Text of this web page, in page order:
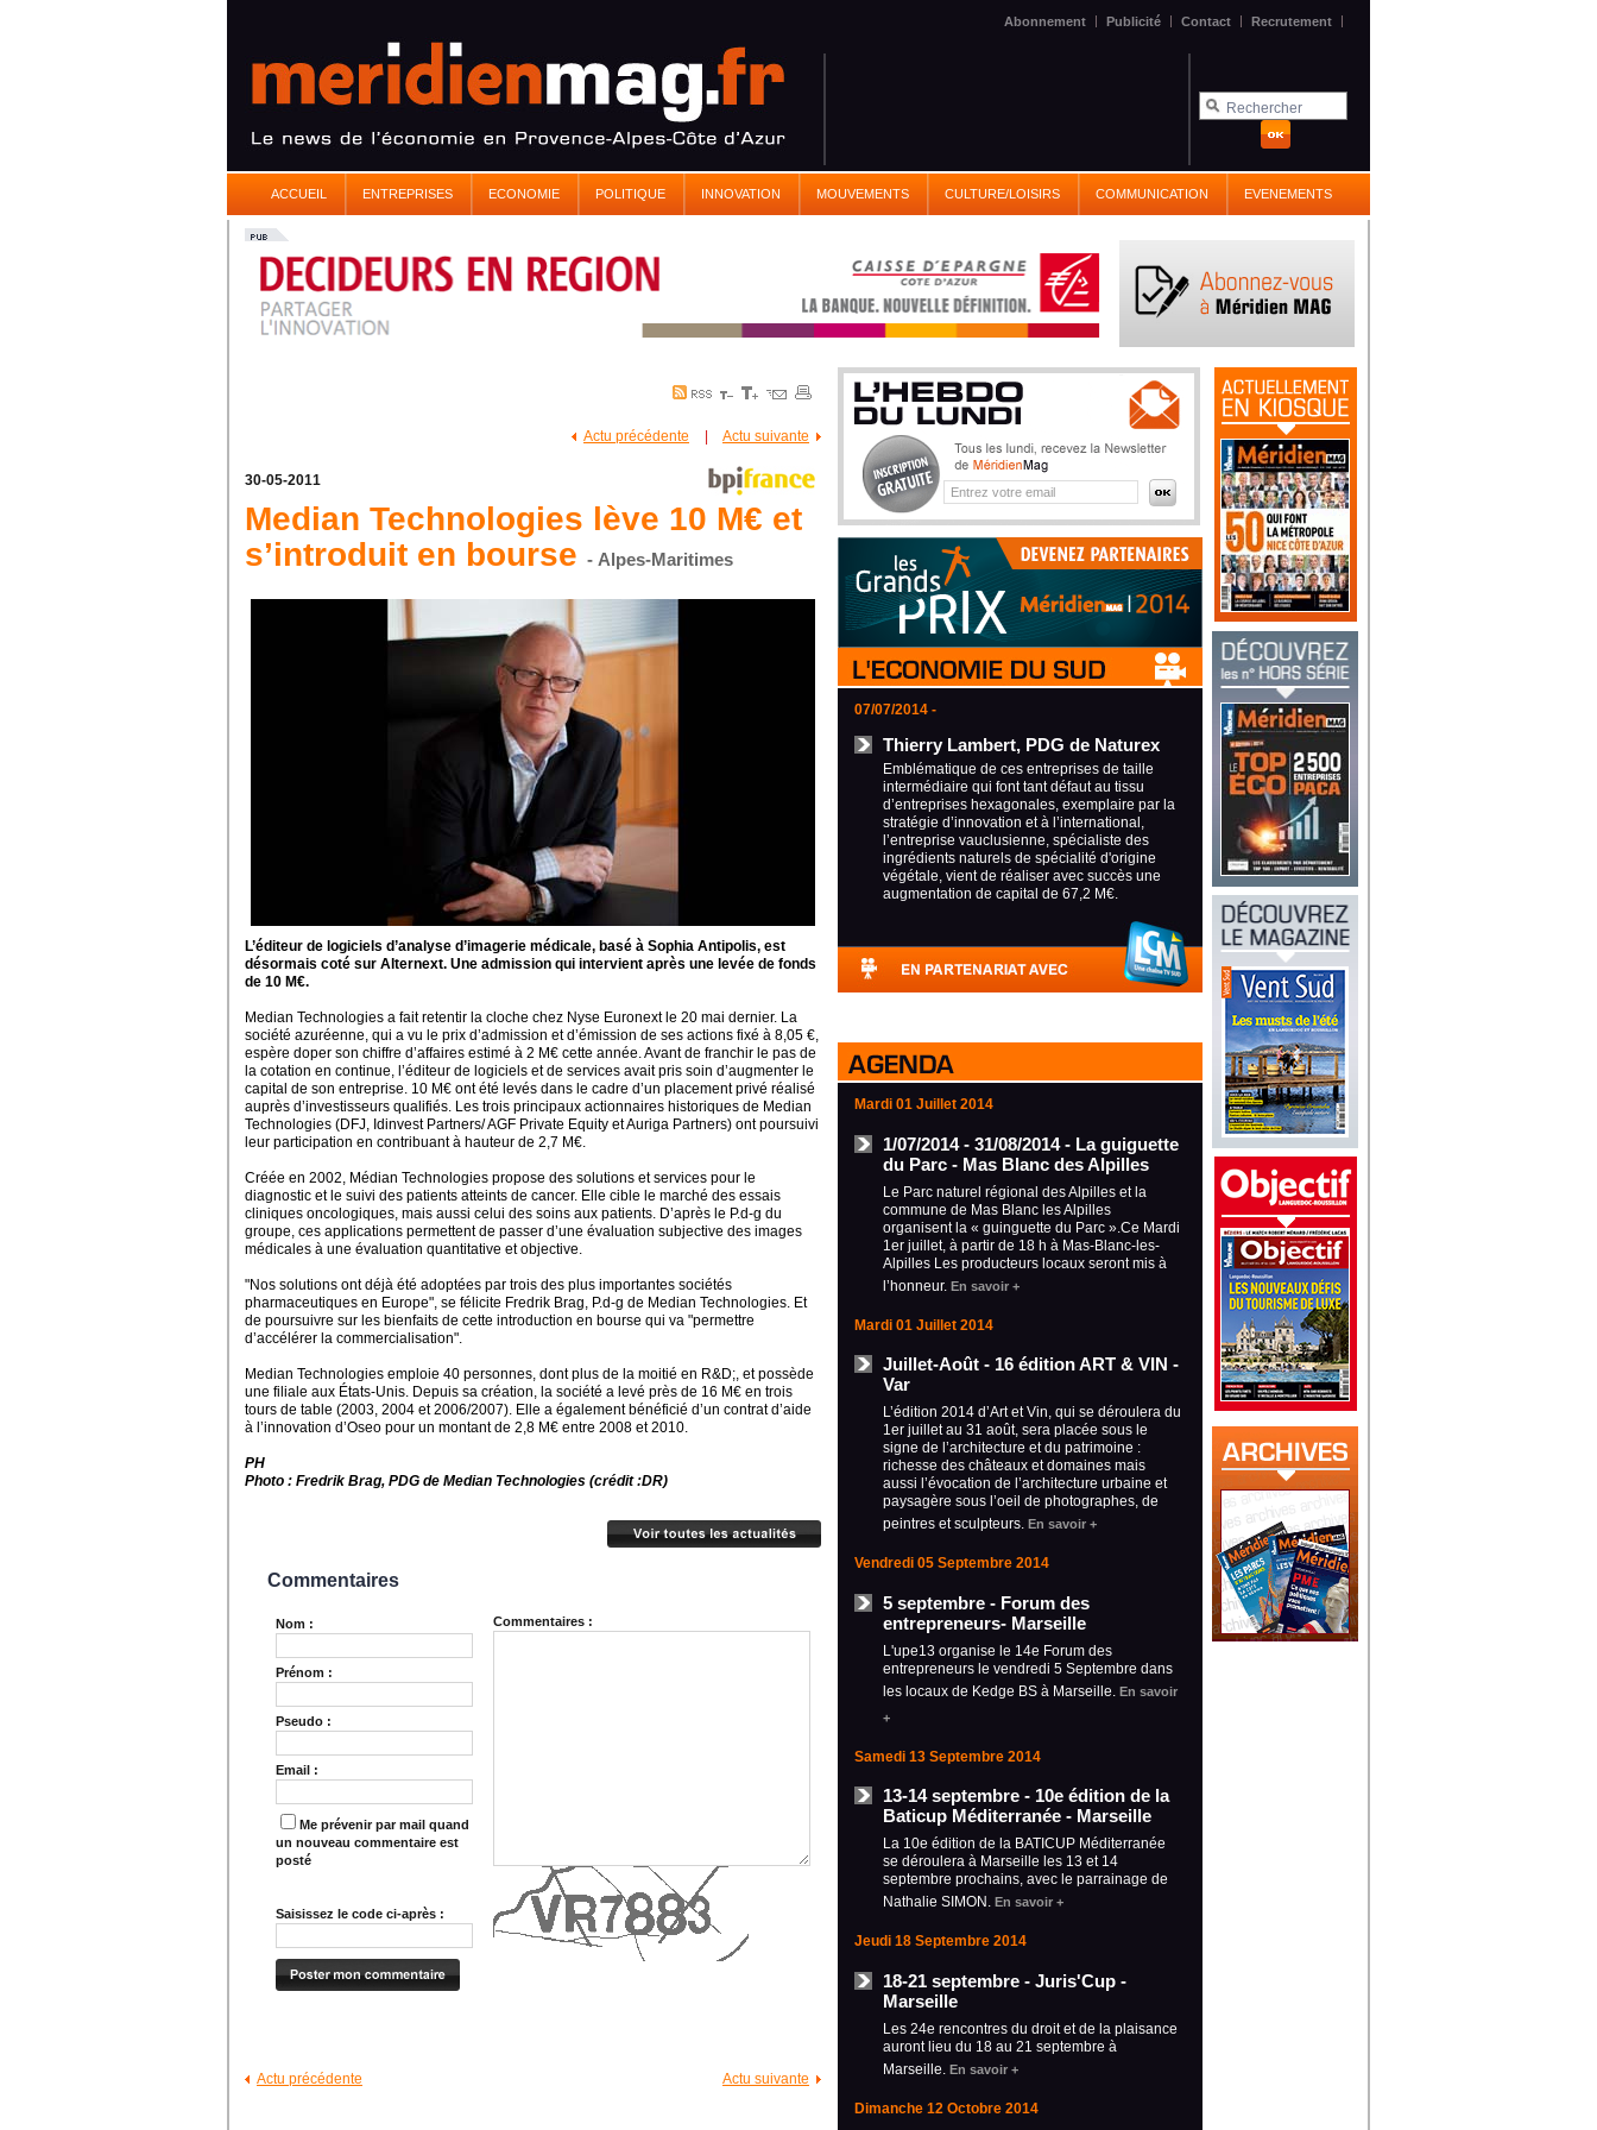
Abonnement | Publicité | Contact | Recrutement |
ACCUEIL ENTREPRISES ECONOMIE POLITIQUE INNOVATION MOUVEMENTS CULTURE/LOISIRS COMMUNICATION EVENEMENTS
Actu précédente Actu suivante
30-05-2011
Median Technologies lève 10 M€ et
s’introduit en bourse - Alpes-Maritimes
L’éditeur de logiciels d’analyse d’imagerie médicale, basé à Sophia Antipolis, est
désormais coté sur Alternext. Une admission qui intervient après une levée de fonds
de 10 M€.
Median Technologies a fait retentir la cloche chez Nyse Euronext le 20 mai dernier. La
société azuréenne, qui a vu le prix d’admission et d’émission de ses actions fixé à 8,05 €,
espère doper son chiffre d’affaires estimé à 2 M€ cette année. Avant de franchir le pas de
la cotation en continue, l’éditeur de logiciels et de services avait pris soin d’augmenter le
capital de son entreprise. 10 M€ ont été levés dans le cadre d’un placement privé réalisé
auprès d’investisseurs qualifiés. Les trois principaux actionnaires historiques de Median
Technologies (DFJ, Idinvest Partners/ AGF Private Equity et Auriga Partners) ont poursuivi
leur participation en contribuant à hauteur de 2,7 M€.
Créée en 2002, Médian Technologies propose des solutions et services pour le
diagnostic et le suivi des patients atteints de cancer. Elle cible le marché des essais
cliniques oncologiques, mais aussi celui des soins aux patients. D’après le P.d-g du
groupe, ces applications permettent de passer d’une évaluation subjective des images
médicales à une évaluation quantitative et objective.
"Nos solutions ont déjà été adoptées par trois des plus importantes sociétés
pharmaceutiques en Europe", se félicite Fredrik Brag, P.d-g de Median Technologies. Et
de poursuivre sur les bienfaits de cette introduction en bourse qui va "permettre
d’accélérer la commercialisation".
Median Technologies emploie 40 personnes, dont plus de la moitié en R&D;, et possède
une filiale aux États-Unis. Depuis sa création, la société a levé près de 16 M€ en trois
tours de table (2003, 2004 et 2006/2007). Elle a également bénéficié d’un contrat d’aide
à l’innovation d’Oseo pour un montant de 2,8 M€ entre 2008 et 2010.
PH
Photo : Fredrik Brag, PDG de Median Technologies (crédit :DR)
Commentaires
Nom :
Prénom :
Pseudo :
Email :
Me prévenir par mail quand
un nouveau commentaire est
posté
Saisissez le code ci-après :
Commentaires :
Actu suivante
Actu précédente
07/07/2014 -
Thierry Lambert, PDG de Naturex
Emblématique de ces entreprises de taille
intermédiaire qui font tant défaut au tissu
d’entreprises hexagonales, exemplaire par la
stratégie d’innovation et à l’international,
l’entreprise vauclusienne, spécialiste des
ingrédients naturels de spécialité d'origine
végétale, vient de réaliser avec succès une
augmentation de capital de 67,2 M€.
Mardi 01 Juillet 2014
1/07/2014 - 31/08/2014 - La guiguette
du Parc - Mas Blanc des Alpilles
Le Parc naturel régional des Alpilles et la
commune de Mas Blanc les Alpilles
organisent la « guinguette du Parc ».Ce Mardi
1er juillet, à partir de 18 h à Mas-Blanc-les-
Alpilles Les producteurs locaux seront mis à
l’honneur. En savoir +
Mardi 01 Juillet 2014
Juillet-Août - 16 édition ART & VIN -
Var
L’édition 2014 d’Art et Vin, qui se déroulera du
1er juillet au 31 août, sera placée sous le
signe de l’architecture et du patrimoine :
richesse des châteaux et domaines mais
aussi l’évocation de l’architecture urbaine et
paysagère sous l’oeil de photographes, de
peintres et sculpteurs. En savoir +
Vendredi 05 Septembre 2014
5 septembre - Forum des
entrepreneurs- Marseille
L'upe13 organise le 14e Forum des
entrepreneurs le vendredi 5 Septembre dans
les locaux de Kedge BS à Marseille. En savoir
+
Samedi 13 Septembre 2014
13-14 septembre - 10e édition de la
Baticup Méditerranée - Marseille
La 10e édition de la BATICUP Méditerranée
se déroulera à Marseille les 13 et 14
septembre prochains, avec le parrainage de
Nathalie SIMON. En savoir +
Jeudi 18 Septembre 2014
18-21 septembre - Juris'Cup -
Marseille
Les 24e rencontres du droit et de la plaisance
auront lieu du 18 au 21 septembre à
Marseille. En savoir +
Dimanche 12 Octobre 2014